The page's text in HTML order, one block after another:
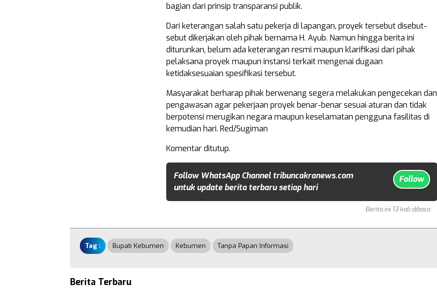
bagian dari prinsip transparansi publik.
Dari keterangan salah satu pekerja di lapangan, proyek tersebut disebut-
sebut dikerjakan oleh pihak bernama H. Ayub. Namun hingga berita ini
diturunkan, belum ada keterangan resmi maupun klarifikasi dari pihak
pelaksana proyek maupun instansi terkait mengenai dugaan
ketidaksesuaian spesifikasi tersebut.
Masyarakat berharap pihak berwenang segera melakukan pengecekan dan
pengawasan agar pekerjaan proyek benar-benar sesuai aturan dan tidak
berpotensi merugikan negara maupun keselamatan pengguna fasilitas di
kemudian hari. Red/Sugiman
Komentar ditutup.
Follow WhatsApp Channel tribuncakranews.com
untuk update berita terbaru setiap hari
Follow
Berita ini 13 kali dibaca
Tag : Bupati Kebumen Kebumen Tanpa Papan Informasi
Berita Terbaru